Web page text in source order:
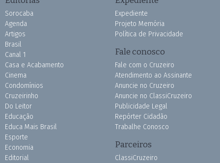
Sorocaba
Agenda
Artigos
Brasil
Canal 1
Casa e Acabamento
Cinema
Condomínios
Cruzeirinho
Do Leitor
Educação
Educa Mais Brasil
Esporte
Economia
Editorial
Expediente
Projeto Memória
Política de Privacidade
Fale conosco
Fale com o Cruzeiro
Atendimento ao Assinante
Anuncie no Cruzeiro
Anuncie no ClassiCruzeiro
Publicidade Legal
Repórter Cidadão
Trabalhe Conosco
Parceiros
ClassiCruzeiro